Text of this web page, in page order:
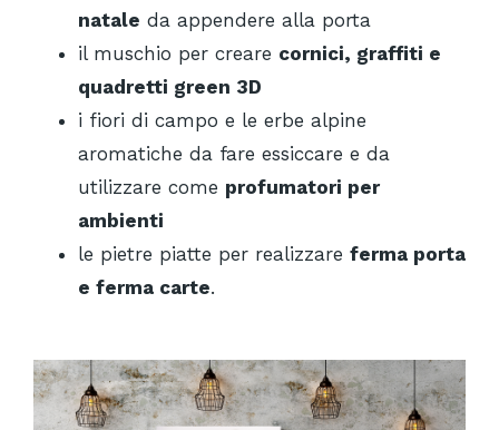
natale da appendere alla porta
il muschio per creare cornici, graffiti e
quadretti green 3D
i fiori di campo e le erbe alpine
aromatiche da fare essiccare e da
utilizzare come profumatori per
ambienti
le pietre piatte per realizzare ferma porta
e ferma carte.